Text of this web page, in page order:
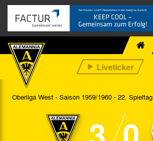
Oberliga West - Saison 1959/1960 - 22. Spieltag